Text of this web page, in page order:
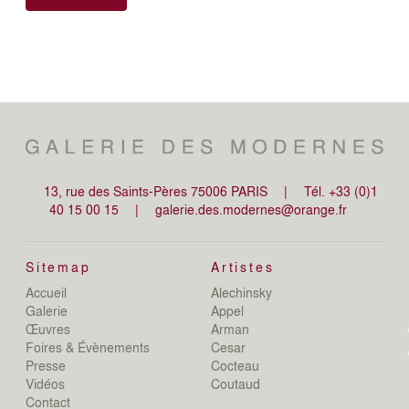
13, rue des Saints-Pères 75006 PARIS |
Tél. +33 (0)1
40 15 00 15
| galerie.des.modernes@orange.fr
Sitemap
Accueil
Galerie
Œuvres
Foires & Évènements
Presse
Vidéos
Contact
Artistes
Alechinsky
Appel
Arman
Cesar
Cocteau
Coutaud